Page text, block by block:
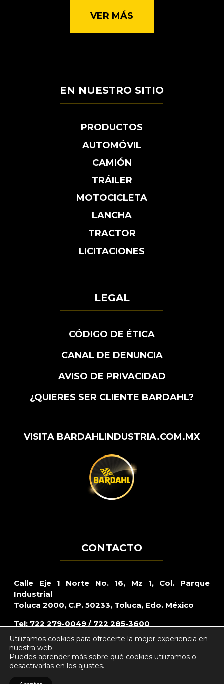
VER MÁS
EN NUESTRO SITIO
PRODUCTOS
AUTOMÓVIL
CAMIÓN
TRÁILER
MOTOCICLETA
LANCHA
TRACTOR
LICITACIONES
LEGAL
CÓDIGO DE ÉTICA
CANAL DE DENUNCIA
AVISO DE PRIVACIDAD
¿QUIERES SER CLIENTE BARDAHL?
VISITA BARDAHLINDUSTRIA.COM.MX
CONTACTO
Calle Eje 1 Norte No. 16, Mz 1, Col. Parque
Industrial
Toluca 2000, C.P. 50233, Toluca, Edo. México
Tel: 722 279-0049 / 722 285-3600
Lada sin costo: 800 – CARRAZO (2277296)
Mail:webmaster@bardahl.com.mx
Utilizamos cookies para ofrecerte la mejor experiencia en
nuestra web.
Puedes aprender más sobre qué cookies utilizamos o
desactivarlas en los ajustes.